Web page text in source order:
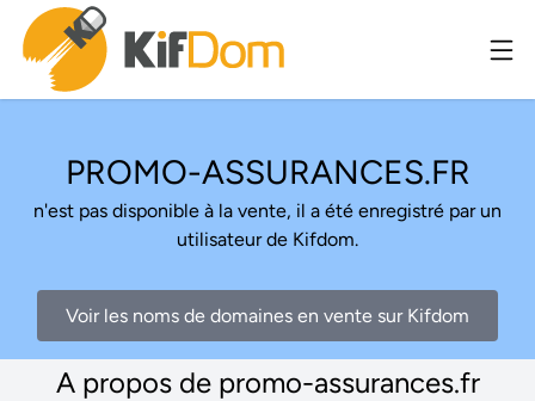
PROMO-ASSURANCES.FR
n'est pas disponible à la vente, il a été enregistré par un
utilisateur de Kifdom.
Voir les noms de domaines en vente sur Kifdom
A propos de promo-assurances.fr